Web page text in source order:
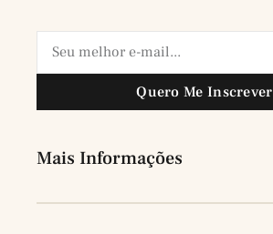
Quero Me Inscrever
Mais Informações